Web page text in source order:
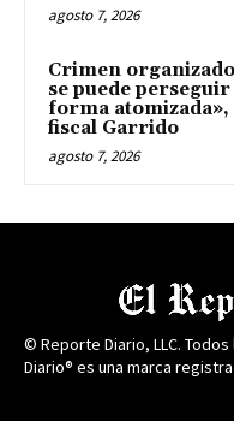
agosto 7, 2026
Crimen
se puede perseguir
forma atomizada»,
fiscal Garrido
agosto 7, 2026
© Reporte Diario, LLC.
Diario® es una marca